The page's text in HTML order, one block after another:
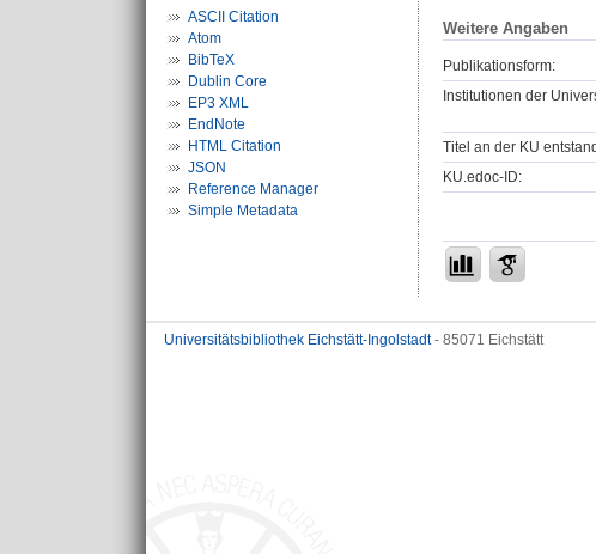
ASCII Citation
Atom
BibTeX
Dublin Core
EP3 XML
EndNote
HTML Citation
JSON
Reference Manager
Simple Metadata
Weitere Angaben
Publikationsform:
Institutionen der
Titel an der KU
KU.edoc-ID:
Universitätsbibliothek Eichstätt-Ingolstadt- 85071 Eichstätt